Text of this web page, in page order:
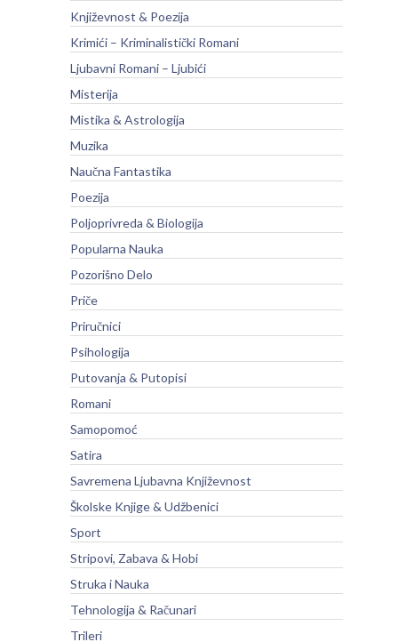
Književnost & Poezija
Krimići – Kriminalistički Romani
Ljubavni Romani – Ljubići
Misterija
Mistika & Astrologija
Muzika
Naučna Fantastika
Poezija
Poljoprivreda & Biologija
Popularna Nauka
Pozorišno Delo
Priče
Priručnici
Psihologija
Putovanja & Putopisi
Romani
Samopomoć
Satira
Savremena Ljubavna Književnost
Školske Knjige & Udžbenici
Sport
Stripovi, Zabava & Hobi
Struka i Nauka
Tehnologija & Računari
Trileri